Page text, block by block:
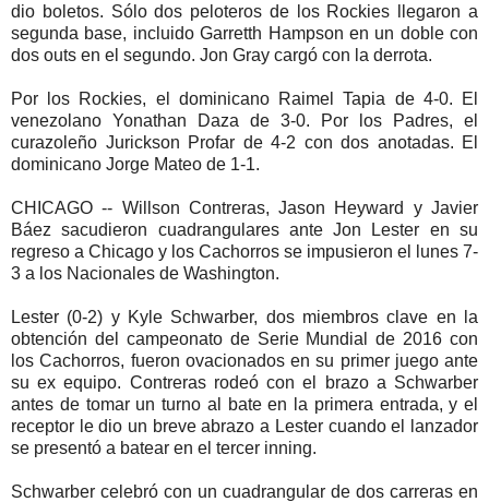
dio boletos. Sólo dos peloteros de los Rockies llegaron a
segunda base, incluido Garretth Hampson en un doble con
dos outs en el segundo. Jon Gray cargó con la derrota.
Por los Rockies, el dominicano Raimel Tapia de 4-0. El
venezolano Yonathan Daza de 3-0. Por los Padres, el
curazoleño Jurickson Profar de 4-2 con dos anotadas. El
dominicano Jorge Mateo de 1-1.
CHICAGO -- Willson Contreras, Jason Heyward y Javier
Báez sacudieron cuadrangulares ante Jon Lester en su
regreso a Chicago y los Cachorros se impusieron el lunes 7-
3 a los Nacionales de Washington.
Lester (0-2) y Kyle Schwarber, dos miembros clave en la
obtención del campeonato de Serie Mundial de 2016 con
los Cachorros, fueron ovacionados en su primer juego ante
su ex equipo. Contreras rodeó con el brazo a Schwarber
antes de tomar un turno al bate en la primera entrada, y el
receptor le dio un breve abrazo a Lester cuando el lanzador
se presentó a batear en el tercer inning.
Schwarber celebró con un cuadrangular de dos carreras en